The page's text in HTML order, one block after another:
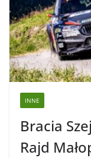
INNE
Bracia
Rajd